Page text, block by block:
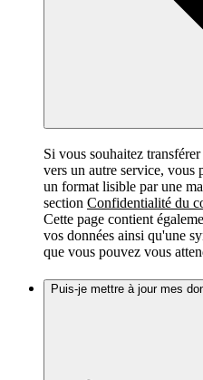
Si vous souhaitez
vers un autre service, vous
un format lisible par une
section Confidentialité du
Cette page contient
vos données ainsi qu'une
que vous pouvez vous
Puis-je mettre à jour mes